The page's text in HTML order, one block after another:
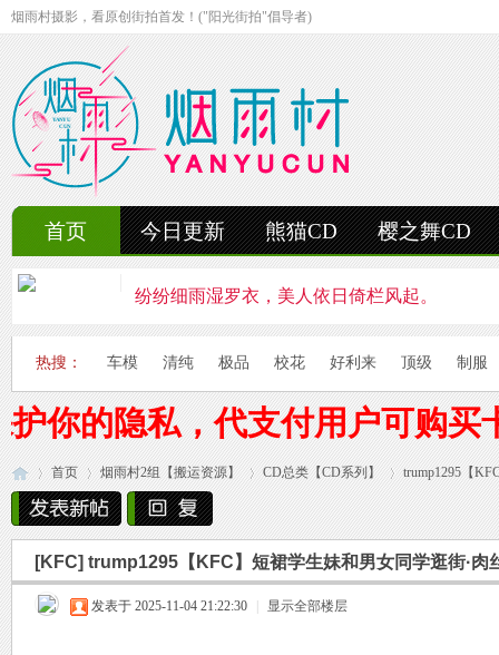
烟雨村摄影，看原创街拍首发！("阳光街拍"倡导者)
首页 今日更新 熊猫CD 樱之舞CD
纷纷细雨湿罗衣，美人依日倚栏风起。
轻抚细雨洒红楼，美人徐步舞花楸。
妍姿如水舞雨涵，美人翩然走湖畔。
风雨中的美人啊，纤腰若素玉，乱发似云烟。
雨中邂逅美人笑，花颜如露醉心间。
霏霏细雨湿樱唇，美人微笑照晚云。
柳袖轻舞如飞燕，雨中美人恋长衫。
热搜： 车模 清纯 极品 校花 好利来 顶级 制服
你的隐私，代支付用户可购买
首页
›
烟雨村2组【搬运资源】
›
CD总类【CD系列】
›
trump1295【
[KFC] trump1295【KFC】短裙学生妹和男女同学逛街·肉
发表于 2025-11-04 21:22:30 显示全部楼层